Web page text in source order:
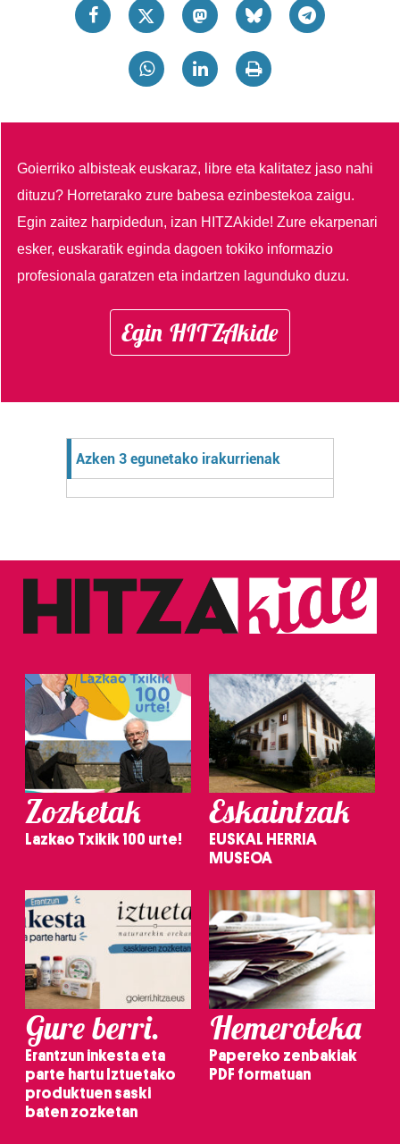
Goierriko albisteak euskaraz, libre eta kalitatez jaso nahi
dituzu? Horretarako zure babesa ezinbestekoa zaigu.
Egin zaitez harpidedun, izan HITZAkide!Zure ekarpenari
esker, euskaratik eginda dagoen tokiko informazio
profesionala garatzen eta indartzen lagunduko duzu.
Egin HITZAkide
Azken 3 egunetako irakurrienak
Zozketak
Lazkao Txikik 100 urte!
Eskaintzak
EUSKAL HERRIA
MUSEOA
Gure berri.
Erantzun inkesta eta
parte hartu Iztuetako
produktuen saski
baten zozketan
Hemeroteka
Papereko zenbakiak
PDF formatuan